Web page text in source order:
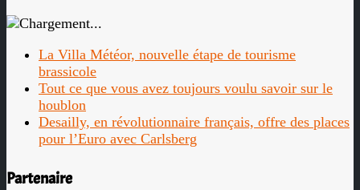
La Villa Météor, nouvelle étape de tourisme
brassicole
Tout ce que vous avez toujours voulu savoir sur le
houblon
Desailly, en révolutionnaire français, offre des places
pour l’Euro avec Carlsberg
Partenaire